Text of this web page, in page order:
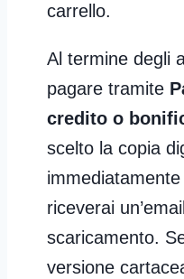
carrello.
Al termine degli
pagare tramite
credito o
scelto la copia
immediatamente
riceverai
scaricamento.
versione